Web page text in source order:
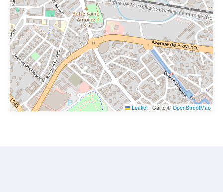
Leaflet | Carte © OpenStreetMap